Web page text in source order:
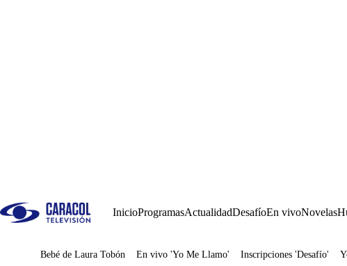
InicioProgramasActualidadDesafíoEn vivoNovelas
Juegos
Bebé de Laura Tobón En vivo 'Yo Me Llamo' Inscripciones 'Desafío'